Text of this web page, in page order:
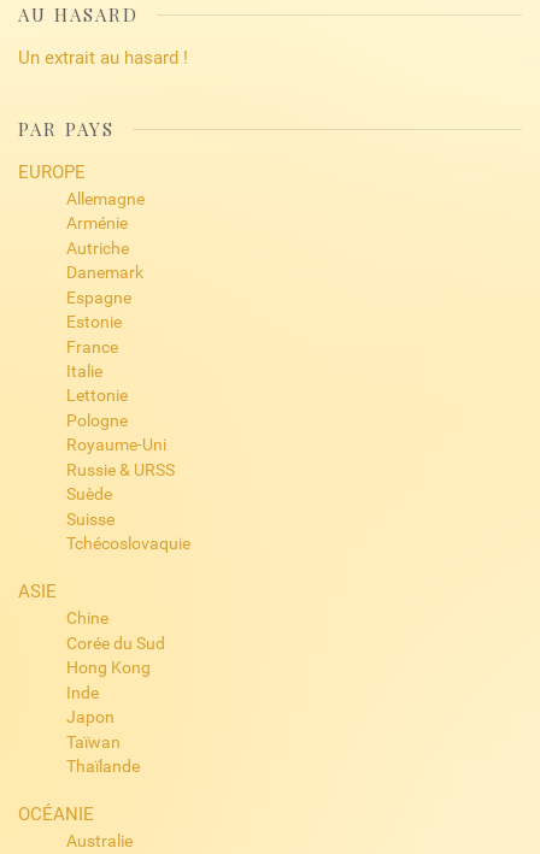
AU HASARD
Un extrait au hasard !
PAR PAYS
EUROPE
Allemagne
Arménie
Autriche
Danemark
Espagne
Estonie
France
Italie
Lettonie
Pologne
Royaume-Uni
Russie & URSS
Suède
Suisse
Tchécoslovaquie
ASIE
Chine
Corée du Sud
Hong Kong
Inde
Japon
Taïwan
Thaïlande
OCÉANIE
Australie